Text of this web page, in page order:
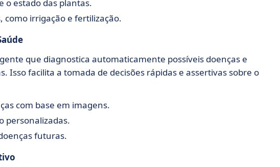
o estado das plantas.
como irrigação e fertilização.
que diagnostica automaticamente possíveis doenças e
Isso facilita a tomada de decisões rápidas e assertivas sobre o
com base em imagens.
personalizadas.
futuras.